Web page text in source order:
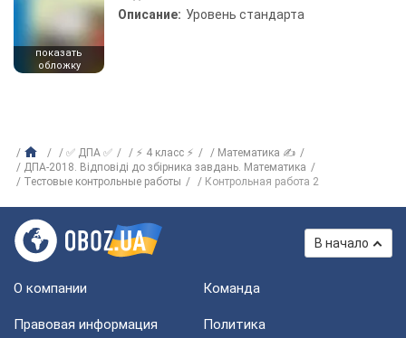
показать
обложку
Описание: Уровень стандарта
✅ ДПА ✅ ⚡ 4 класс ⚡
Математика ✍
ДПА-2018. Відповіді до збірника завдань. Математика
Тестовые контрольные работы
Контрольная работа 2
В начало
О компании Команда
Правовая информация
Политика